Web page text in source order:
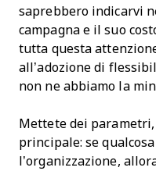
saprebbero indicarvi
campagna e il suo
tutta questa
all’adozione di
non ne abbiamo la
Mettete dei
principale: se
l’organizzazione,